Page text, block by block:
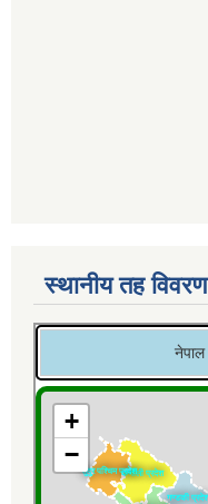
स्थानीय तह विवरण